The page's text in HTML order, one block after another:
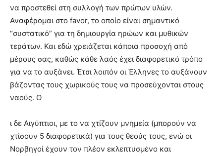
να προστεθεί στη συλλογή των πρώτων υλών.
Αναφέρομαι στο favor, το οποίο είναι σημαντικό
“συστατικό” για τη δημιουργία ηρώων και μυθικών
τεράτων. Και εδώ χρειάζεται κάποια προσοχή από
μέρους σας, καθώς κάθε λαός έχει διαφορετικό τρόπο
για να το αυξάνει. Έτσι λοιπόν οι Έλληνες το αυξάνουν
βάζοντας τους χωρικούς τους να προσεύχονται στους
ναούς. Ο
ι δε Αιγύπτιοι, με το να χτίζουν μνημεία (μπορούν να
χτίσουν 5 διαφορετικά) για τους θεούς τους, ενώ οι
Νορβηγοί έχουν τον πλέον εκλεπτυσμένο και